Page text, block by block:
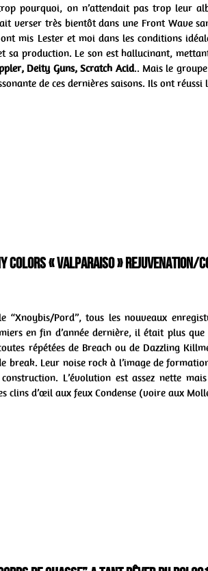
pourquoi, on n’attendait pas trop leur
verser très bientôt dans une Front Wave
ont mis Lester et moi dans les conditions
sa production. Le son est hallucinant,
Deity Guns, Scratch Acid.. Mais le
de ces dernières saisons. Ils ont réussi
colors « Valparaiso » Rejuvenation/
“Xnoybis/Pord”, tous les nouveaux
en fin d’année dernière, il était plus
répétées de Breach ou de Dazzling
break. Leur noise rock à l’image de
L’évolution est assez nette
clins d’œil aux feux Condense (voire aux